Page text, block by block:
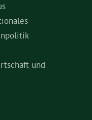
und